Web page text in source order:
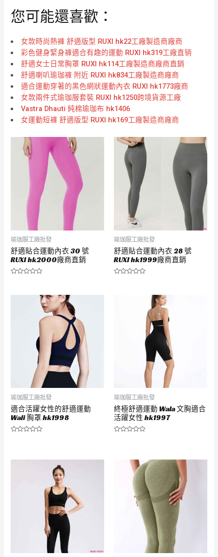
您可能還喜歡：
女款時尚熱褲 舒適版型 RUXI hk22工廠製造商廠商
彩色健身緊身褲適合有趣的運動 RUXI hk319工廠直销
舒適女士日常胸罩 RUXI hk114工廠製造商廠商直銷
舒適喇叭瑜珈褲 附近 RUXI hk834工廠製造商廠商
適合運動穿著的黑色網狀運動內衣 RUXI hk1773廠商
女款兩件式瑜珈服套裝 RUXI hk1250跨境貨源工廠
Vastra Dhauti 純棉瑜珈布 hk1406
女運動短褲 舒適版型 RUXI hk169工廠製造商廠商
瑜珈服工廠批發
舒適貼合運動內衣 30 號
RUXI hk2000廠商直銷
瑜珈服工廠批發
舒適貼合運動內衣 28 號
RUXI hk1999廠商直銷
瑜珈服工廠批發
適合活躍女性的舒適運動
Wali 胸罩 hk1998
分
瑜珈服工廠批發
終極舒適運動 Wala 文胸適合
活躍女性 hk1997